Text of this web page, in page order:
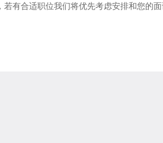
有合适职位我们将优先考虑安排和您的